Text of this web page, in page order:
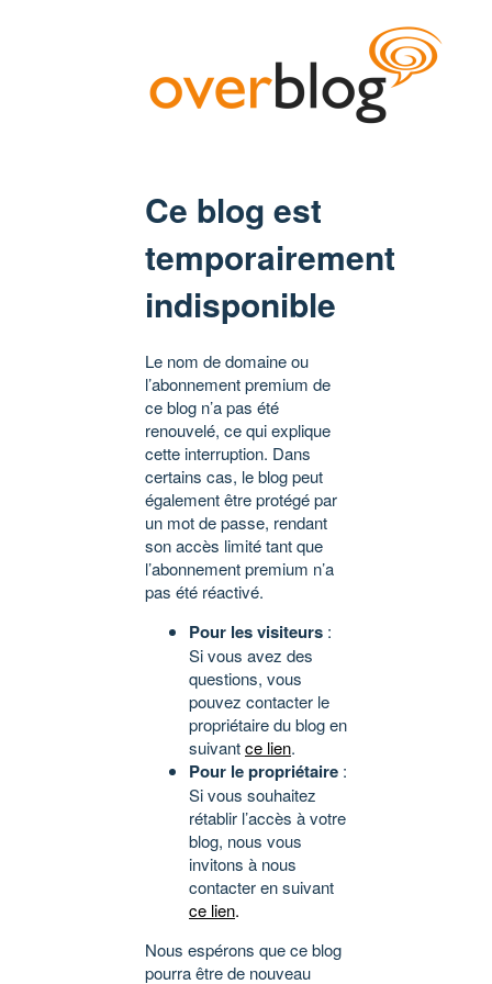
Ce blog est
temporairement
indisponible
Le nom de domaine ou
l’abonnement premium de
ce blog n’a pas été
renouvelé, ce qui explique
cette interruption. Dans
certains cas, le blog peut
également être protégé par
un mot de passe, rendant
son accès limité tant que
l’abonnement premium n’a
pas été réactivé.
Pour les visiteurs :
Si vous avez des
questions, vous
pouvez contacter le
propriétaire du blog en
suivantce lien.
Pour le propriétaire :
Si vous souhaitez
rétablir l’accès à votre
blog, nous vous
invitons à nous
contacter en suivant
ce lien.
Nous espérons que ce blog
pourra être de nouveau